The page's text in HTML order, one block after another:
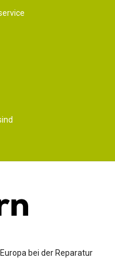
bei der Reparatur